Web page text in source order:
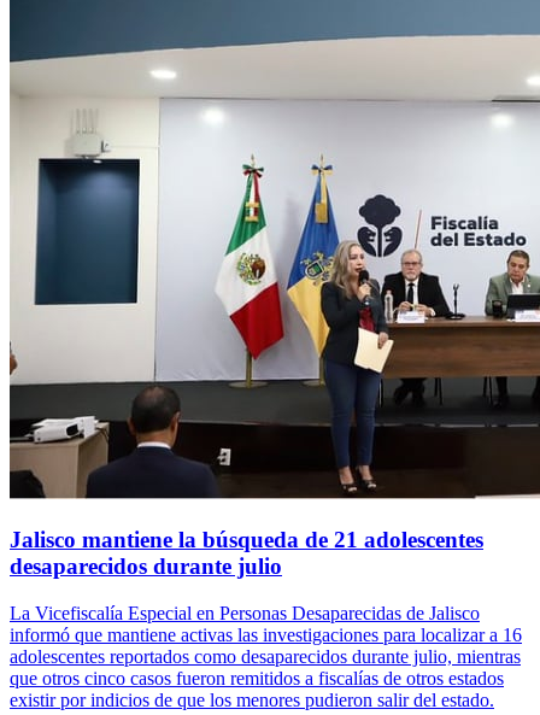
Jalisco mantiene la búsqueda de 21 adolescentes
desaparecidos durante julio
La Vicefiscalía Especial en Personas Desaparecidas de Jalisco
informó que mantiene activas las investigaciones para localizar a 16
adolescentes reportados como desaparecidos durante julio, mientras
que otros cinco casos fueron remitidos a fiscalías de otros estados
existir por indicios de que los menores pudieron salir del estado.